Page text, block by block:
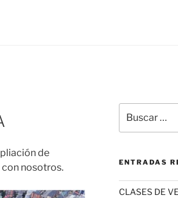
de
nosotros.
por:
ENTRADAS
CLASES DE